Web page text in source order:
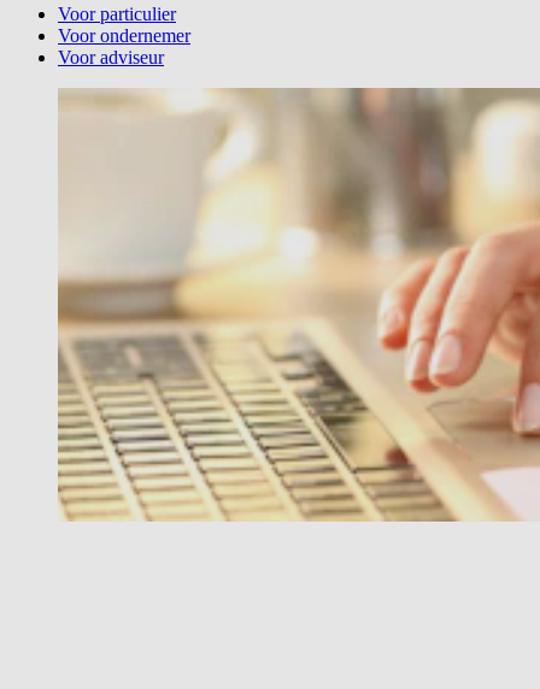
Voor particulier
Voor ondernemer
Voor adviseur